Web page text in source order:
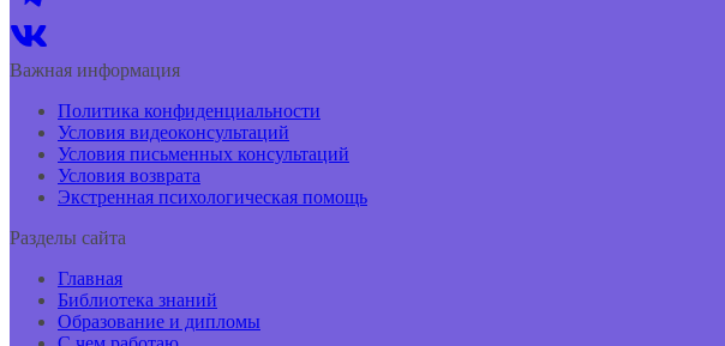
Важная информация
Политика конфиденциальности
Условия видеоконсультаций
Условия письменных консультаций
Условия возврата
Экстренная психологическая помощь
Разделы сайта
Главная
Библиотека знаний
Образование и дипломы